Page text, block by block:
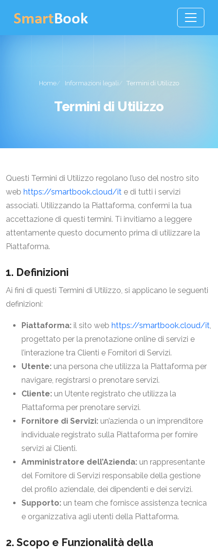
Home Informazioni legali Termini di Utilizzo
Termini di Utilizzo
Questi Termini di Utilizzo regolano l’uso del nostro sito
web https://smartbook.cloud/it e di tutti i servizi
associati. Utilizzando la Piattaforma, confermi la tua
accettazione di questi termini. Ti invitiamo a leggere
attentamente questo documento prima di utilizzare la
Piattaforma.
1. Definizioni
Ai fini di questi Termini di Utilizzo, si applicano le seguenti
definizioni:
Piattaforma: il sito web https://smartbook.cloud/it
progettato per la prenotazione online di servizi e
l’interazione tra Clienti e Fornitori di Servizi.
Utente: una persona che utilizza la Piattaforma per
navigare, registrarsi o prenotare servizi.
Cliente: un Utente registrato che utilizza la
Piattaforma per prenotare servizi.
Fornitore di Servizi: un’azienda o un imprenditore
individuale registrato sulla Piattaforma per fornire
servizi ai Clienti.
Amministratore dell’Azienda: un rappresentante
del Fornitore di Servizi responsabile della gestione
del profilo aziendale, dei dipendenti e dei servizi.
Supporto: un team che fornisce assistenza tecnica
e organizzativa agli utenti della Piattaforma.
2. Scopo e Funzionalità della